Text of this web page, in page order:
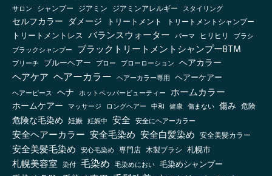
サロン シャンプー ジアミン ジアミンアレルギー スタイリング
セルフカラー ダメージ トリートメント
トリートメントシャンプー
トリートメントレス バランスウォーター パーマ ヒリヒリ ブラシ
ブラックシャンプー ブラックトリートメントシャンプーBTM
ブリーチ ブルーヘアー ブロー ブローローション ヘアカラー
ヘアケア ヘアーカラー ヘアーカラー専用 ヘアーケアー
ヘアーピース ヘナ ホットペッパービューティー ホームカラー
ホームケアー マッサージ ロングヘアー 中和 健康 傷まない 傷み 危険
危険な毛染め 妊娠 妊娠中 安全 安全にヘアーカラー
安全ヘアーカラー 安全毛染め 安全白髪染め 安全美髪カラー
安全美髪毛染め 安心毛染め 専門店 木製ブラシ 札幌市
札幌美容室 染付 毛染め 毛染めにおい 毛染めシャンプー